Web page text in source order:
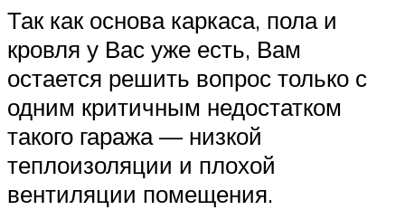
Так как основа каркаса, пола и
кровля у Вас уже есть, Вам
остается решить вопрос только с
одним критичным недостатком
такого гаража — низкой
теплоизоляции и плохой
вентиляции помещения.